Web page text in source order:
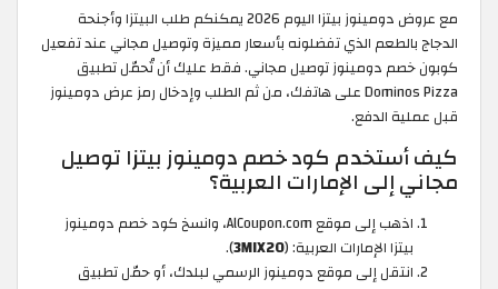
مع عروض دومينوز بيتزا اليوم 2026 يمكنكم طلب البيتزا وأجنحة
الدجاج بالطعم الذي تفضلونه بأسعار مميزة وتوصيل مجاني عند تفعيل
كوبون خصم دومينوز توصيل مجاني. فقط عليك أن تُحمّل تطبيق
Dominos Pizza على هاتفك، من ثم الطلب وإدخال رمز عرض دومينوز
قبل عملية الدفع.
كيف أستخدم كود خصم دومينوز بيتزا توصيل
مجاني إلى الإمارات العربية؟
اذهب إلى موقع AlCoupon.com، وانسخ كود خصم دومينوز
بيتزا الإمارات العربية: (3MIX20
).
انتقل إلى موقع دومينوز الرسمي لبلدك، أو حمّل تطبيق